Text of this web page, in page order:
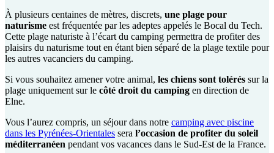
À plusieurs centaines de mètres, discrets, une plage pour
naturisme est fréquentée par les adeptes appelés le Bocal du Tech.
Cette plage naturiste à l’écart du camping permettra de profiter des
plaisirs du naturisme tout en étant bien séparé de la plage textile pour
les autres vacanciers du camping.
Si vous souhaitez amener votre animal, les chiens sont tolérés sur la
plage uniquement sur le côté droit du camping en direction de
Elne.
Vous l’aurez compris, un séjour dans notre camping avec piscine
dans les Pyrénées-Orientales sera l’occasion de profiter du soleil
méditerranéen pendant vos vacances dans le Sud-Est de la France.